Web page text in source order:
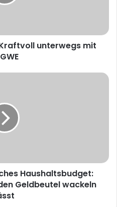
unterwegs mit
Haushaltsbudget:
Geldbeutel wackeln